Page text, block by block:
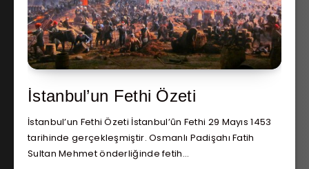
İstanbul’un Fethi Özeti
İstanbul’un Fethi Özeti İstanbul’ûn Fethi 29 Mayıs 1453
tarihinde gerçekleşmiştir. Osmanlı Padişahı Fatih
Sultan Mehmet önderliğinde fetih…